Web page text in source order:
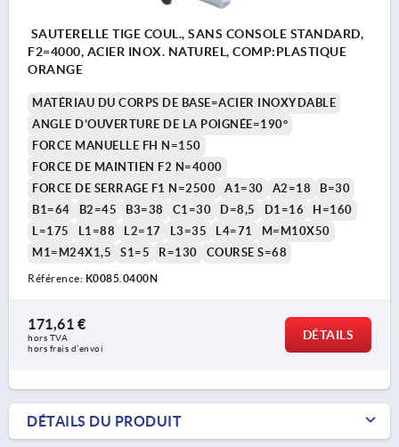
SAUTERELLE TIGE COUL., SANS CONSOLE STANDARD,
F2=4000, ACIER INOX. NATUREL, COMP:PLASTIQUE
ORANGE
MATÉRIAU DU CORPS DE BASE=ACIER INOXYDABLE
ANGLE D’OUVERTURE DE LA POIGNÉE=190°
FORCE MANUELLE FH N=150
FORCE DE MAINTIEN F2 N=4000
FORCE DE SERRAGE F1 N=2500
A1=30 A2=18
B=30
B1=64
B2=45 B3=38 C1=30 D=8,5 D1=16
H=160
L=175
L1=88 L2=17 L3=35 L4=71
M=M10X50
M1=M24X1,5
S1=5 R=130 COURSE S=68
Référence: K0085.0400N
171,61 €
hors TVA
hors frais d’envoi
DÉTAILS
DÉTAILS DU PRODUIT